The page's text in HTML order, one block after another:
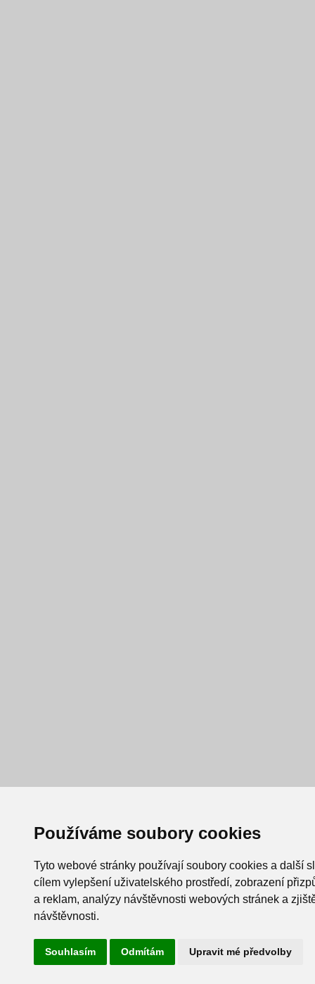
Používáme soubory cookies
Tyto webové stránky používají soubory cookies a další
cílem vylepšení uživatelského prostředí, zobrazení
a reklam, analýzy návštěvnosti webových stránek a
návštěvnosti.
Souhlasím Odmítám Upravit mé předvolby